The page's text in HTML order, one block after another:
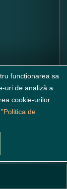
funcționarea sa
uri de analiză a
cookie-urilor
"Politica de